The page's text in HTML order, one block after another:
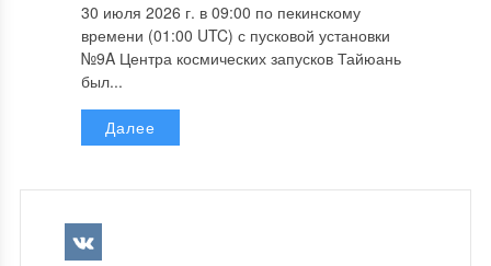
30 июля 2026 г. в 09:00 по пекинскому
времени (01:00 UTC) с пусковой установки
№9A Центра космических запусков Тайюань
был...
Далее